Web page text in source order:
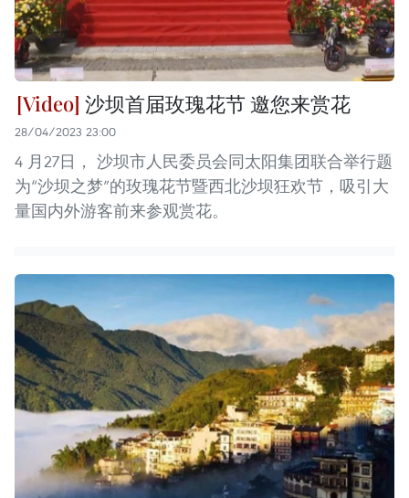
沙坝首届玫瑰花节 邀您来赏花
28/04/2023 23:00
4 月27日， 沙坝市人民委员会同太阳集团联合举行题
为“沙坝之梦”的玫瑰花节暨西北沙坝狂欢节，吸引大
量国内外游客前来参观赏花。